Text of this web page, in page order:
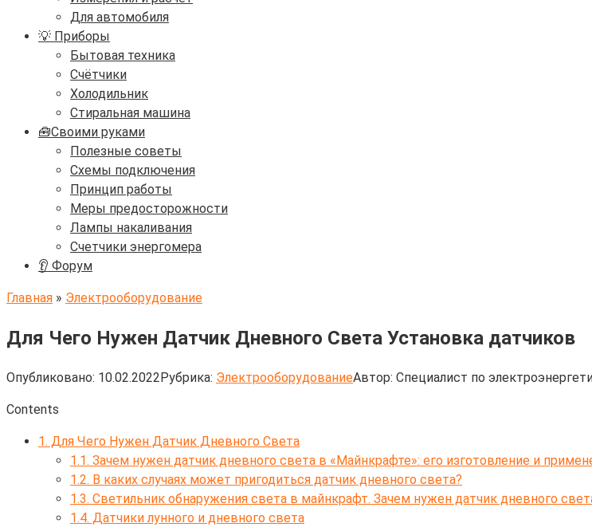
Для автомобиля
💡 Приборы
Бытовая техника
Счётчики
Холодильник
Стиральная машина
🧰Своими руками
Полезные советы
Схемы подключения
Принцип работы
Меры предосторожности
Лампы накаливания
Счетчики энергомера
👂 Форум
Главная » Электрооборудование
Для Чего Нужен Датчик Дневного Света Установка датчиков
Опубликовано: 10.02.2022Рубрика: ЭлектрооборудованиеАвтор: Cпециалист по
Contents
1. Для Чего Нужен Датчик Дневного Света
1.1. Зачем нужен датчик дневного света в «Майнкрафте»: его изготовление и
1.2. В каких случаях может пригодиться датчик дневного света?
1.3. Светильник обнаружения света в майнкрафт. Зачем нужен датчик дневного
1.4. Датчики лунного и днeвного свeта